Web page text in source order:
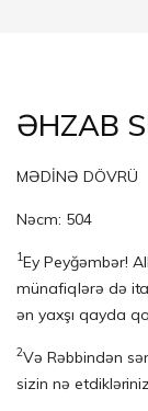
ƏHZAB
MƏDİNƏ DÖVRÜ
Nəcm: 504
1Ey Peyğəmbər!
münafiqlərə də
ən yaxşı qayda
2Və Rəbbindən
sizin nə